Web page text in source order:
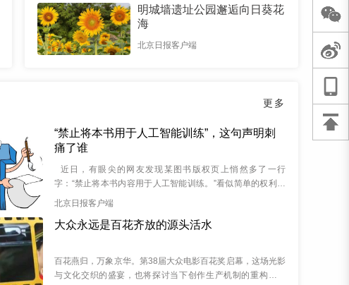
明城墙遗址公园邂逅向日葵花
海
北京日报客户端
更多
“禁止将本书用于人工智能训练”，这句声明刺
痛了谁
近日，有眼尖的网友发现某图书版权页上悄然多了一行
字：“禁止将本书内容用于人工智能训练。”看似简单的权利声
北京日报客户端
大众永远是百花齐放的源头活水
百花燕归，万象京华。第38届大众电影百花奖启幕，这场光影
与文化交织的盛宴，也将探讨当下创作生产机制的重构与完